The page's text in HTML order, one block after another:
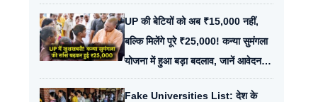
फॉर्म
UP की बेटियों को अब ₹15,000 नहीं,
बल्कि मिलेंगे पूरे ₹25,000! कन्या सुमंगला
योजना में हुआ बड़ा बदलाव, जानें आवेदन का
नया तरीका
Fake Universities List: देश के